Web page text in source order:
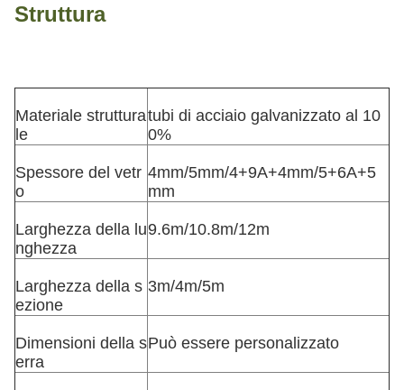
Struttura
Materiale struttura
le
tubi di acciaio galvanizzato al 10
0%
Spessore del vetr
o
4mm/5mm/4+9A+4mm/5+6A+5
mm
Larghezza della lu
nghezza
9.6m/10.8m/12m
Larghezza della s
ezione
3m/4m/5m
Dimensioni della s
erra
Può essere personalizzato